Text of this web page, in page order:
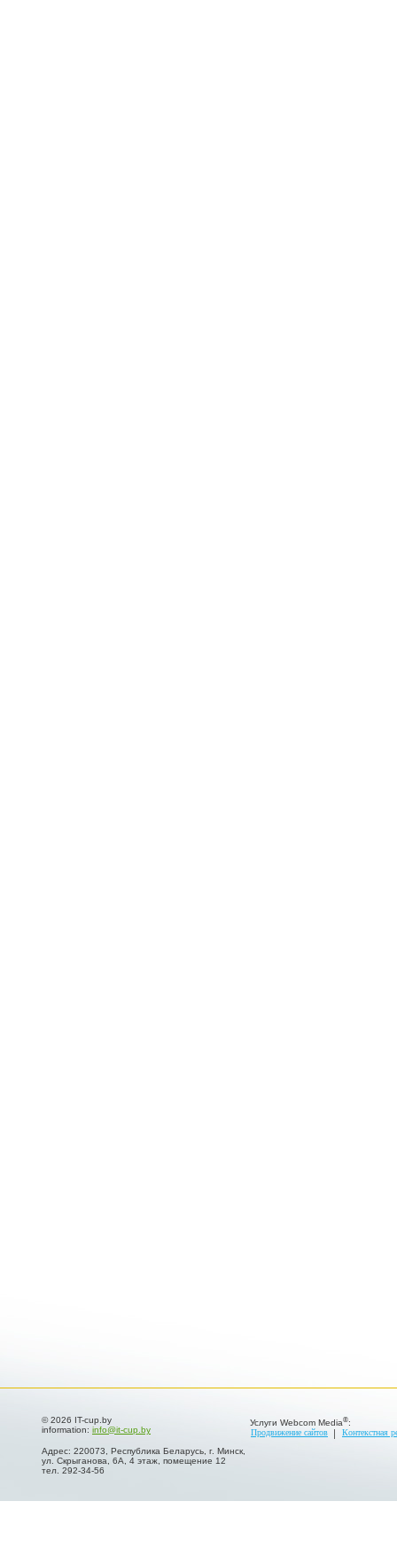
© 2026 IT-cup.by
information: info@it-cup.by
Адрес: 220073, Республика Беларусь, г. Минск,
ул. Скрыганова, 6А, 4 этаж, помещение 12
тел. 292-34-56
Услуги Webcom Media®:
Продвижение сайтов
Контекстная